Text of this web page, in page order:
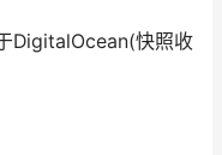
DigitalOcean(快照收